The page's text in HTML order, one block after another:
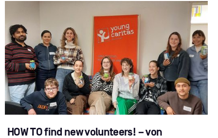
HOW TO find new volunteers! – von